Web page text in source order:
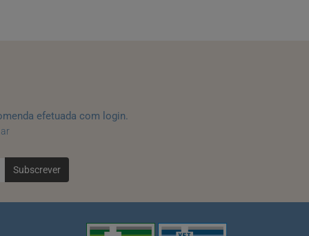
efetuada com login.
Subscrever